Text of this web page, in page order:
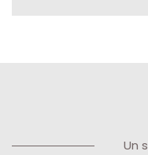
Un